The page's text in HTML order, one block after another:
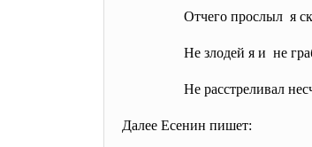
Отчего прослыл я
Не злодей я и не
Не расстреливал
Далее Есенин пишет: